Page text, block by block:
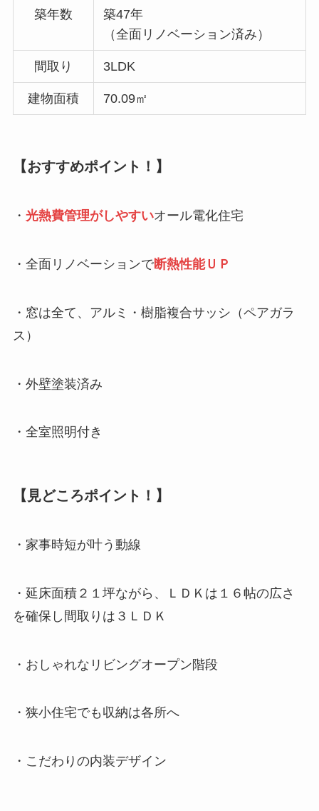
築年数
築47年
（全面リノベーション済み）
間取り 3LDK
建物面積 70.09㎡
【おすすめポイント！】
・ 光熱費管理がしやすいオール電化住宅
・全面リノベーションで断熱性能ＵＰ
・窓は全て、アルミ・樹脂複合サッシ（ペアガラ
ス）
・外壁塗装済み
・全室照明付き
【 見どころポイント！】
・家事時短が叶う動線
・延床面積２１坪ながら、ＬＤＫは１６帖の広さ
を確保し間取りは３ＬＤＫ
・おしゃれなリビングオープン階段
・狭小住宅でも収納は各所へ
・こだわりの内装デザイン